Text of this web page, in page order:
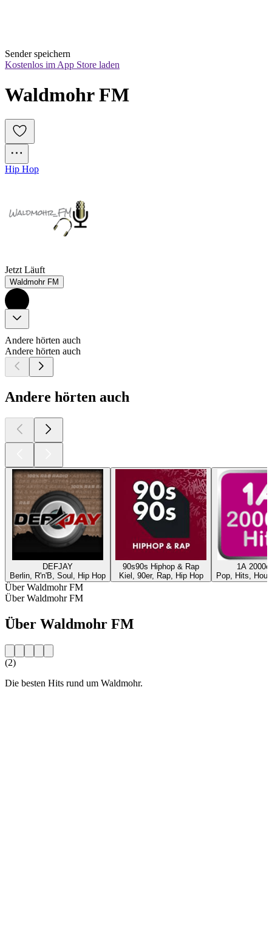
Sender speichern
Kostenlos im App Store laden
Waldmohr FM
Hip Hop
Jetzt Läuft
Waldmohr FM
Andere hörten auch
Andere hörten auch
Andere hörten auch
DEFJAY
Berlin, R'n'B, Soul, Hip Hop
90s90s Hiphop & Rap
Kiel, 90er, Rap, Hip Hop
1A
Pop, Hits,
Über Waldmohr FM
Über Waldmohr FM
Über Waldmohr FM
(2)
Die besten Hits rund um Waldmohr.